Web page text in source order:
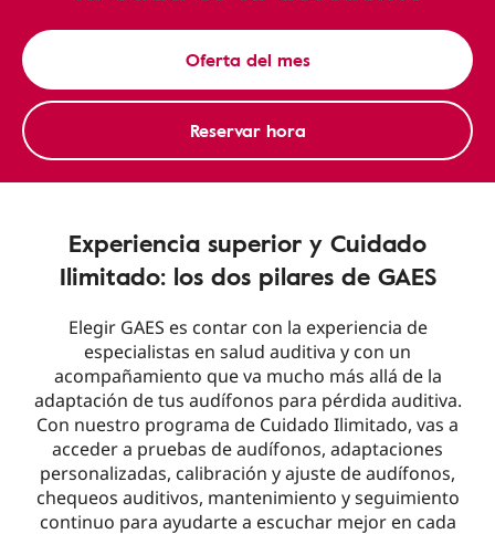
Oferta del mes
Reservar hora
Experiencia superior y Cuidado
Ilimitado: los dos pilares de GAES
Elegir GAES es contar con la experiencia de
especialistas en salud auditiva y con un
acompañamiento que va mucho más allá de la
adaptación de tus audífonos para pérdida auditiva.
Con nuestro programa de Cuidado Ilimitado, vas a
acceder a pruebas de audífonos, adaptaciones
personalizadas, calibración y ajuste de audífonos,
chequeos auditivos, mantenimiento y seguimiento
continuo para ayudarte a escuchar mejor en cada